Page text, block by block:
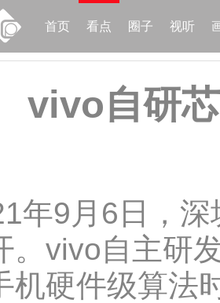
首页 看点 圈子 视听
vivo自研
9月6日，深
。vivo自主研
机硬件级算法